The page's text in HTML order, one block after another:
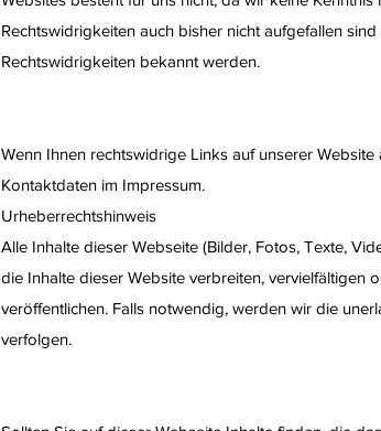
Rechtswidrigkeiten auch bisher nicht aufgefallen
Rechtswidrigkeiten bekannt werden.
Wenn Ihnen rechtswidrige Links auf unserer
Kontaktdaten im Impressum.
Urheberrechtshinweis
Alle Inhalte dieser Webseite (Bilder, Fotos, Texte,
die Inhalte dieser Website verbreiten, vervielfältigen
veröffentlichen. Falls notwendig, werden wir die
verfolgen.